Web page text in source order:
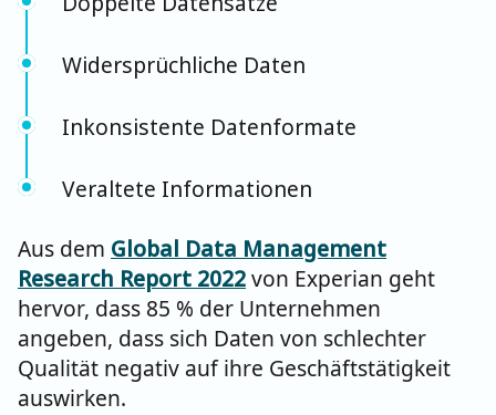
Widersprüchliche Daten
Inkonsistente Datenformate
Veraltete Informationen
Aus dem Global Data Management
Research Report 2022von Experian geht
hervor, dass 85 % der Unternehmen
angeben, dass sich Daten von schlechter
Qualität negativ auf ihre Geschäftstätigkeit
auswirken.